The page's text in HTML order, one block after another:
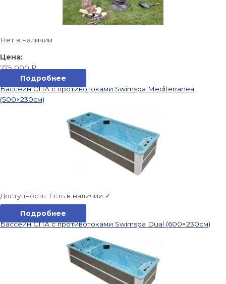
Нет в наличии
275 000₽
Подробнее
Бассейн СПА с противотоками Swimspa Mediterranea
(500×230см)
Доступность: Есть в наличии ✓
Подробнее
Бассейн СПА с противотоками Swimspa Dual (600×230см)